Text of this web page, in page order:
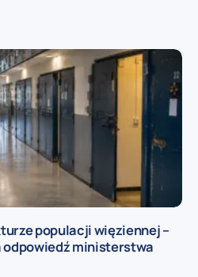
populacji więziennej –
odpowiedź ministerstwa